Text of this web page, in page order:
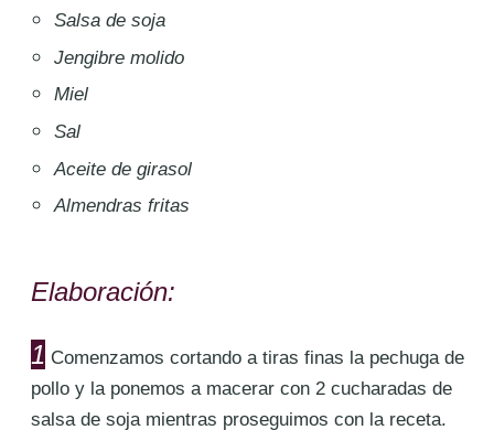
Salsa de soja
Jengibre molido
Miel
Sal
Aceite de girasol
Almendras fritas
Elaboración:
1 Comenzamos cortando a tiras finas la pechuga de
pollo y la ponemos a macerar con 2 cucharadas de
salsa de soja mientras proseguimos con la receta.